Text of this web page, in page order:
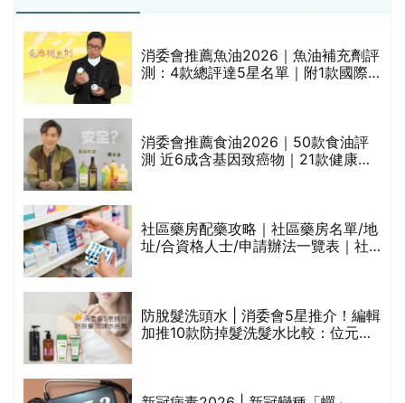
消委會推薦魚油2026｜魚油補充劑評
測：4款總評達5星名單｜附1款國際
消委會推薦食油2026｜50款食油評
測 近6成含基因致癌物｜21款健康煮
社區藥房配藥攻略｜社區藥房名單/地
址/合資格人士/申請辦法一覽表｜社
防脫髮洗頭水 | 消委會5星推介！編輯
加推10款防掉髮洗髮水比較：位元